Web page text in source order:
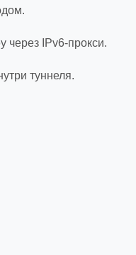
через IPv6-прокси.
туннеля.